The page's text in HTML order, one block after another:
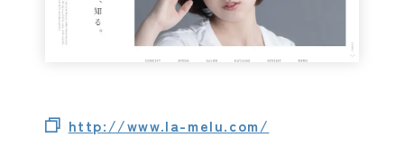
http://www.la-melu.com/